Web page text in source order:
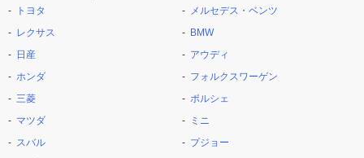
トヨタ
レクサス
日産
ホンダ
三菱
マツダ
スバル
メルセデス・ベンツ
BMW
アウディ
フォルクスワーゲン
ポルシェ
ミニ
プジョー